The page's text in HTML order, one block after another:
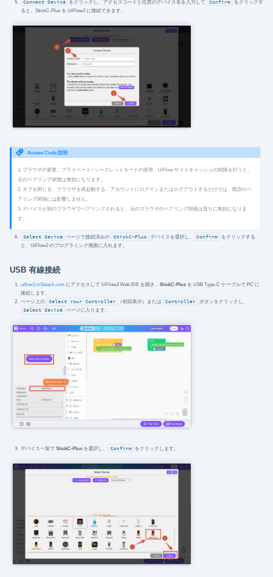
Connect Device をクリックし、アクセスコードと任意のデバイス名を入力して Confirm
をクリックす
ると、StickC-Plus を UiFlow2 に接続できます。
Access Code 説明
1. ブラウザの変更、プライベート / シークレットモードの使用、UiFlow サイトキャッシュの削除を行うと、
元のペアリング状態は無効になります。
2. タブを閉じる、ブラウザを再起動する、アカウントにログインまたはログアウトするだけでは、既存のペ
アリング関係には影響しません。
3. デバイスが別のブラウザでペアリングされると、元のブラウザのペアリング関係は直ちに無効になりま
す。
Select Device ページで接続済みの StickC-Plus デバイスを選択し、 Confirm
をクリックする
と、UiFlow2 のプログラミング画面に入れます。
USB 有線接続
uiflow2.m5stack.com にアクセスして UiFlow2 Web IDE を開き、StickC-Plus を USB Type-C ケーブルで PC に
接続します。
ページ上の Select Your Controller （初回表示）または Controller ボタンをクリックし、
Select Device ページに入ります。
デバイス一覧でStickC-Plus を選択し、 Confirm をクリックします。